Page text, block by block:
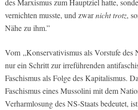
des Marxismus zum Hauptziel hatte,
vernichten musste, und zwarnicht trotz,
Nähe zu ihm.”
Vom „Konservativismus als Vorstufe des
nur ein Schritt zur irreführenden
Faschismus als Folge des Kapitalismus.
Faschismus eines Mussolini mit dem
Verharmlosung des NS-Staats bedeutet,